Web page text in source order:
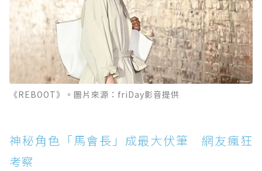
《REBOOT》。圖片來源：friDay影音提供
神秘角色「馬會長」成最大伏筆 網友瘋狂
考察